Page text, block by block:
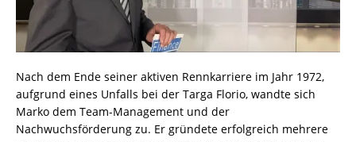
Nach dem Ende seiner aktiven Rennkarriere im Jahr 1972,
aufgrund eines Unfalls bei der Targa Florio, wandte sich
Marko dem Team-Management und der
Nachwuchsförderung zu. Er gründete erfolgreich mehrere